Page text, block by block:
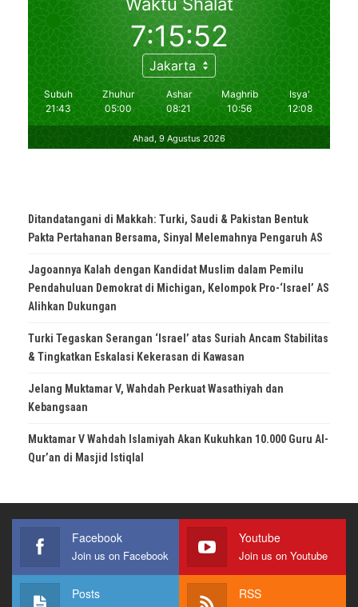
Ditandatangani di Makkah: Turki, Saudi & Pakistan Bentuk
Pakta Pertahanan Bersama, Sinyal Melemahnya Pengaruh AS
Jagoannya Kalah dengan Kandidat Muslim dalam Pemilu
Pendahuluan Demokrat di Michigan, Kelompok Pro-‘Israel’ AS
Alihkan Dukungan
Turki Tegaskan Serangan ‘Israel’ atas Suriah Ancam Stabilitas
& Tingkatkan Eskalasi Kekerasan di Kawasan
Jelang Muktamar V, Wahdah Perkuat Wasathiyah dan
Kebangsaan
Muktamar V Wahdah Islamiyah Akan Kukuhkan 10.000 Guru Al-
Qur’an di Masjid Istiqlal
Facebook
Join us on Facebook
Youtube
Join us on Youtube
Posts RSS